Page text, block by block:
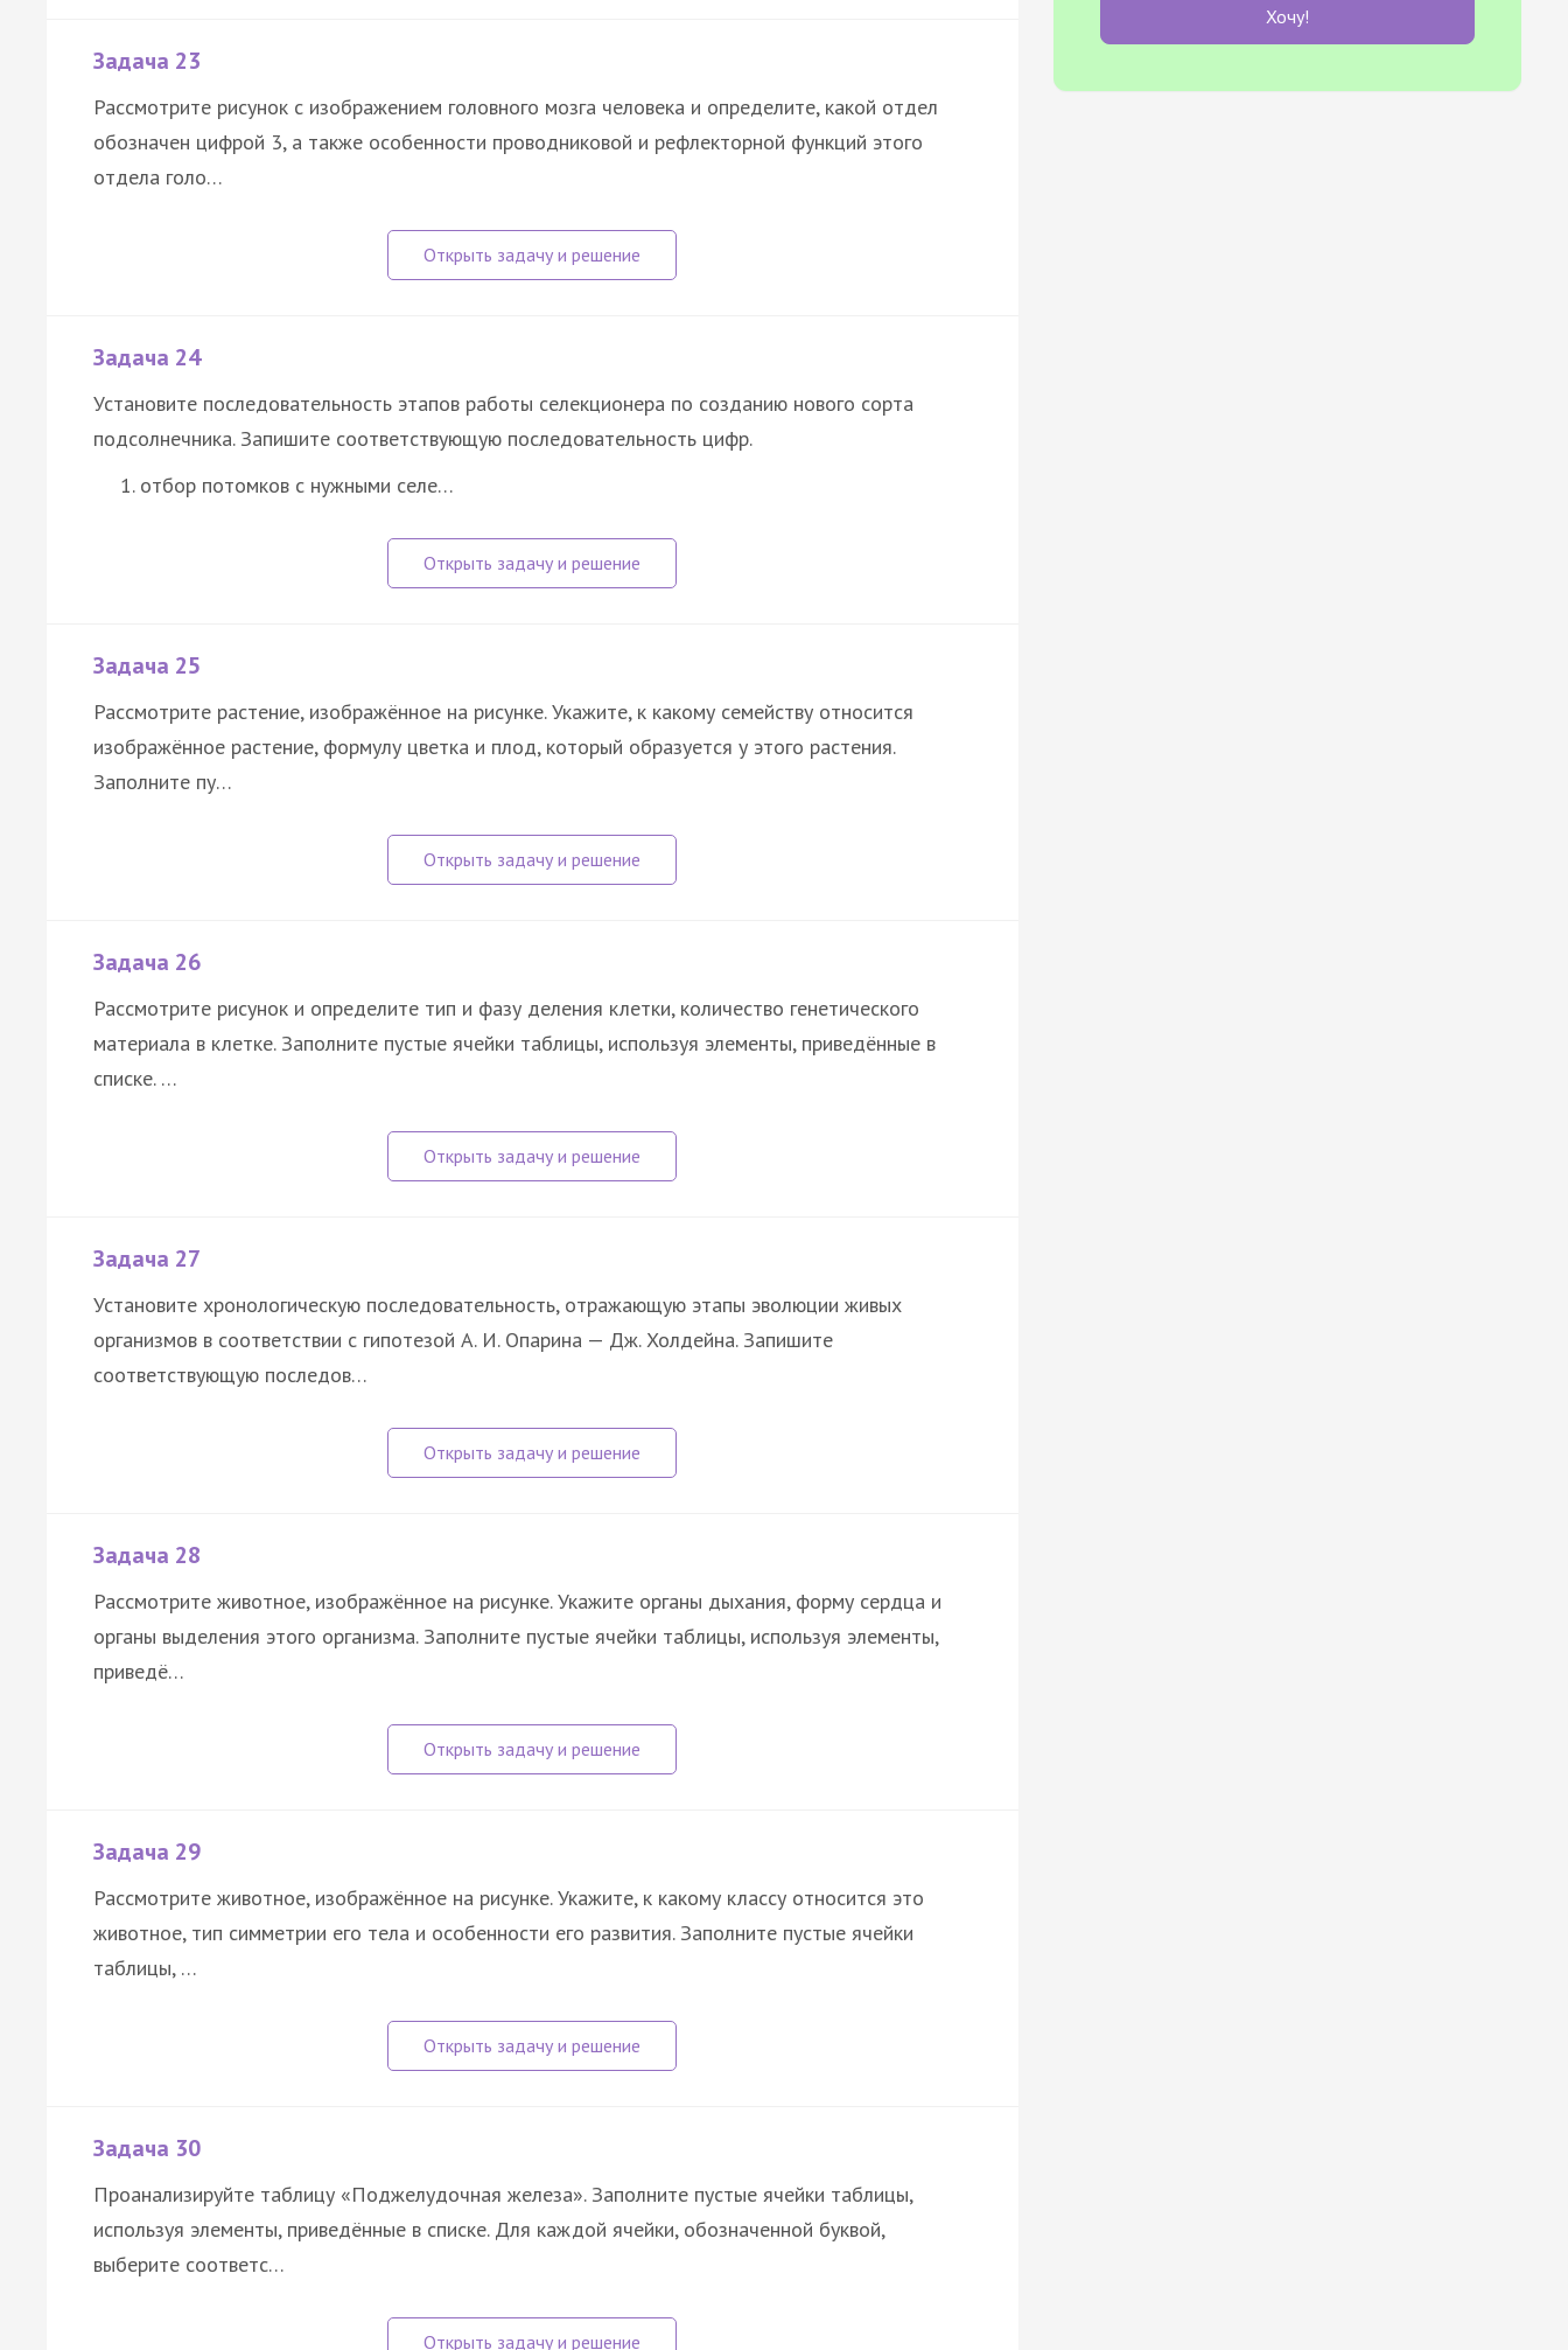
Задача 23
Рассмотрите рисунок с изображением головного мозга человека и определите, какой отдел
обозначен цифрой 3, а также особенности проводниковой и рефлекторной функций этого
отдела голо…
Задача 24
Установите последовательность этапов работы селекционера по созданию нового сорта
подсолнечника. Запишите соответствующую последовательность цифр.
отбор потомков с нужными селе…
Задача 25
Рассмотрите растение, изображённое на рисунке. Укажите, к какому семейству относится
изображённое растение, формулу цветка и плод, который образуется у этого растения.
Заполните пу…
Задача 26
Рассмотрите рисунок и определите тип и фазу деления клетки, количество генетического
материала в клетке. Заполните пустые ячейки таблицы, используя элементы, приведённые в
списке. …
Задача 27
Установите хронологическую последовательность, отражающую этапы эволюции живых
организмов в соответствии с гипотезой А. И. Опарина — Дж. Холдейна. Запишите
соответствующую последов…
Задача 28
Рассмотрите животное, изображённое на рисунке. Укажите органы дыхания, форму сердца и
органы выделения этого организма. Заполните пустые ячейки таблицы, используя элементы,
приведё…
Задача 29
Рассмотрите животное, изображённое на рисунке. Укажите, к какому классу относится это
животное, тип симметрии его тела и особенности его развития. Заполните пустые ячейки
таблицы, …
Задача 30
Проанализируйте таблицу «Поджелудочная железа». Заполните пустые ячейки таблицы,
используя элементы, приведённые в списке. Для каждой ячейки, обозначенной буквой,
выберите соответс…
Хочу!